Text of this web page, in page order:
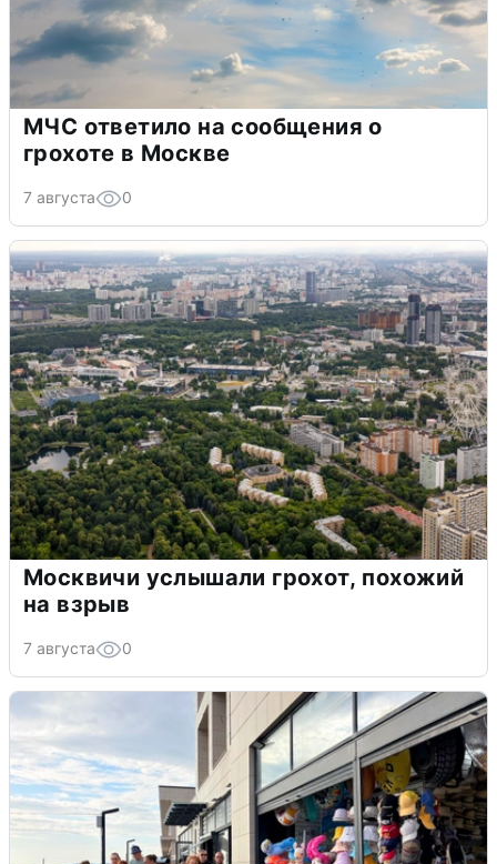
МЧС ответило на сообщения о
грохоте в Москве
7 августа 0
Москвичи услышали грохот, похожий
на взрыв
7 августа 0